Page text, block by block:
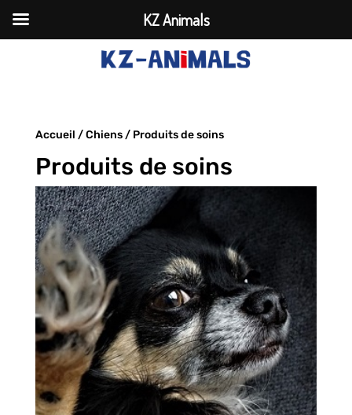
Accueil /Chiens/ Produits de soins
Produits de soins
KZ Animals